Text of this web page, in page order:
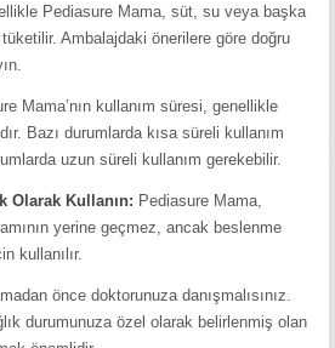
Pediasure Mama, süt, su veya başka
tüketilir. Ambalajdaki önerilere göre doğru
Mama’nın kullanım süresi, genellikle
Bazı durumlarda kısa süreli kullanım
uzun süreli kullanım gerekebilir.
Olarak Kullanın: Pediasure Mama,
yerine geçmez, ancak beslenme
kullanılır.
önce doktorunuza danışmalısınız.
durumunuza özel olarak belirlenmiş olan